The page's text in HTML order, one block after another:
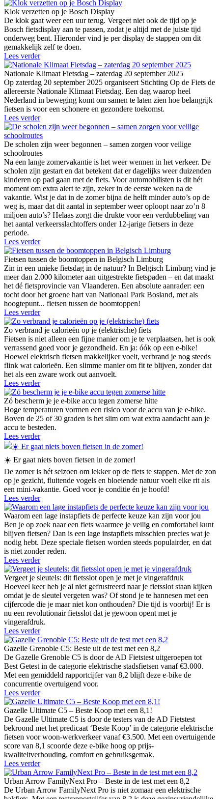
Klok verzetten op je Bosch Display
De klok gaat weer een uur terug. Vergeet niet ook de tijd op je
Bosch fietsdisplay aan te passen, zodat je altijd met de juiste tijd
onderweg bent. Hieronder vind je per display de stappen om dit
gemakkelijk zelf te doen.
Lees verder
Nationale Klimaat Fietsdag – zaterdag 20 september 2025
Op zaterdag 20 september 2025 organiseert Stichting Op de Fiets de
allereerste Nationale Klimaat Fietsdag. Een dag waarop heel
Nederland in beweging komt om samen te laten zien hoe belangrijk
fietsen is voor een schonere en gezondere toekomst.
Lees verder
De scholen zijn weer begonnen – samen zorgen voor veilige
schoolroutes
Na een lange zomervakantie is het weer wennen in het verkeer. De
scholen zijn gestart en dat betekent dat er dagelijks weer duizenden
kinderen op pad gaan met de fiets. Voor automobilisten is dit hét
moment om extra alert te zijn, zeker in de eerste weken na de
vakantie. Wist je dat in de zomer bijna de helft minder auto’s op de
weg is, maar dat dit aantal in september weer oploopt naar zo’n 8
miljoen auto’s? Helaas zorgt die drukte voor een verdubbeling van
het aantal verkeersslachtoffers onder 12-jarige fietsers in deze
periode.
Lees verder
Fietsen tussen de boomtoppen in Belgisch Limburg
Zin in een unieke fietsdag in de natuur? In Belgisch Limburg vind je
meer dan 2.000 kilometer aan uitgestrekte fietspaden – en dat maakt
het dé fietsprovincie van Vlaanderen. Een absolute aanrader: een
tocht door het groene hart van Nationaal Park Bosland, met als
hoogtepunt... fietsen tussen de boomtoppen!
Lees verder
Zo verbrand je calorieën op je (elektrische) fiets
Fietsen is niet alleen een fijne manier om je te verplaatsen, het is ook
verrassend goed voor je gezondheid. En ja: óók op een e-bike!
Hoewel elektrisch fietsen makkelijker voelt, verbrand je nog steeds
flink wat calorieën. Een slimme manier om fit te blijven, zonder dat
het als een zware work out aanvoelt.
Lees verder
Zó bescherm je je e-bike accu tegen zomerse hitte
Hoge temperaturen vormen een risico voor de accu van je e-bike.
Boven de 25 of 30 graden is het slim om wat extra aandacht aan je
accu te besteden.
Lees verder
☀️ Er gaat niets boven fietsen in de zomer!
De zomer is hét seizoen om lekker op de fiets te stappen. Met de zon
op je gezicht, fluitende vogels en bloeiende natuur voelt elke rit als
een mini-vakantie. Goed voor je conditie én je hoofd!
Lees verder
Waarom een lage instapfiets de perfecte keuze kan zijn voor jou
Ben je op zoek naar een fiets waarmee je veilig en comfortabel kunt
blijven fietsen? Dan is een lage instapfiets misschien precies wat je
nodig hebt. Deze speciale fietsen worden steeds populairder, en dat
is niet zonder reden.
Lees verder
Vergeet je sleutels: dit fietsslot open je met je vingerafdruk
Hoeveel keer heb je al niet gefrustreerd naar je fietsslot staan kijken
omdat je de sleutel vergeten was? Of stond je te hannesen met een
cijfercode die je maar niet kon onthouden? Die tijd is voorbij! Er is
nu een revolutionair fietsslot dat je gewoon opent met je
vingerafdruk.
Lees verder
Gazelle Grenoble C5: Beste uit de test met een 8,2
De Gazelle Grenoble C5 is door de AD Fietstest uitgeroepen tot
Best Getest in de categorie elektrische stadsfietsen vanaf €3.000.
Met een gemiddeld rapportcijfer van 8,2 blijft deze e-bike de
concurrentie overtuigend voor.
Lees verder
Gazelle Ultimate C5 – Beste Koop met een 8,1!
De Gazelle Ultimate C5 is door de testers van de AD Fietstest
bekroond met het predicaat ‘Beste Koop’ in de categorie elektrische
fietsen voor woon-werkverkeer vanaf €3.500. Met een overtuigende
score van 8,1 scoorde deze e-bike hoog op prijs-
kwaliteitverhouding, comfort en gebruiksgemak.
Lees verder
Urban Arrow FamilyNext Pro – Beste in de test met een 8,2
De Urban Arrow FamilyNext Pro is niet zomaar een elektrische